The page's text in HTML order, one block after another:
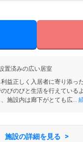
置済みの広い居室
益正しく入居者に寄り添っ
びのびと生活を行えている
施設内は廊下がとても広...
施設の詳細を見る